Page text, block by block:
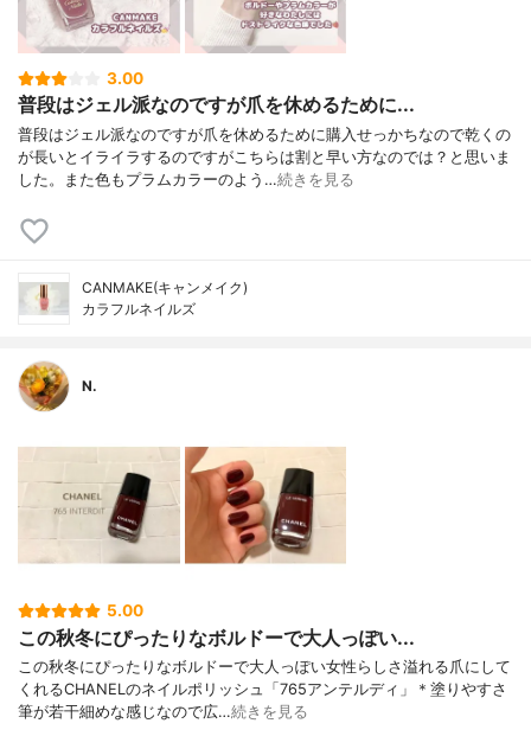
3.00
普段はジェル派なのですが爪を休めるために...
普段はジェル派なのですが爪を休めるために購入せっかちなので乾くの
が長いとイライラするのですがこちらは割と早い方なのでは？と思いま
した。また色もプラムカラーのよう…続きを見る
CANMAKE(キャンメイク)
カラフルネイルズ
N.
5.00
この秋冬にぴったりなボルドーで大人っぽい...
この秋冬にぴったりなボルドーで大人っぽい女性らしさ溢れる爪にして
くれるCHANELのネイルポリッシュ「765アンテルディ」＊塗りやすさ
筆が若干細めな感じなので広…続きを見る